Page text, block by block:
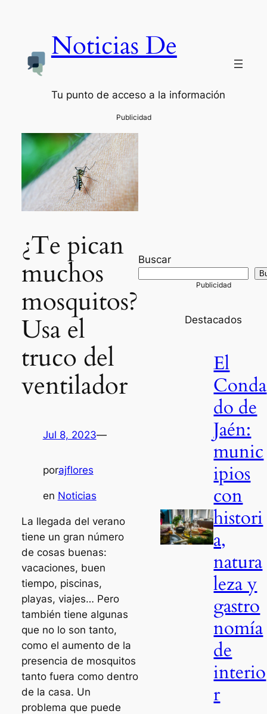
Noticias De
Tu punto de acceso a la información
¿Te pican
muchos
mosquitos?
Usa el
truco del
ventilador
Jul 8, 2023—
porajflores
en Noticias
La llegada del verano
tiene un gran número
de cosas buenas:
vacaciones, buen
tiempo, piscinas,
playas, viajes… Pero
también tiene algunas
que no lo son tanto,
como el aumento de la
presencia de mosquitos
tanto fuera como dentro
de la casa. Un
problema que puede
Buscar
Destacados
El
Conda
do de
Jaén:
munic
ipios
con
histori
a,
natura
leza y
gastro
nomía
de
interio
r